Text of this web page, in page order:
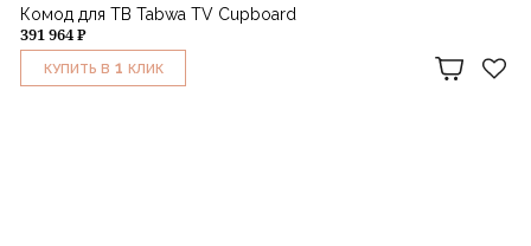
Комод для ТВ Tabwa TV Cupboard
391 964 ₽
КУПИТЬ В 1 КЛИК